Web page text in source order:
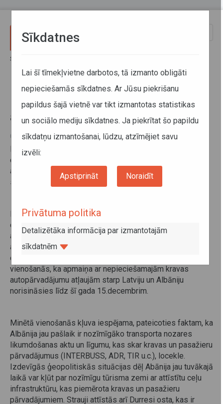
Sākums
Divpusēja sadarbība
autotransportā - arī ar Albāniju
05. marts 2015
Latvijas Republikas Satiksmes ministrijas Autosatiksmes
departamenta speciālisti atsaukušies Albānijas puses
aicinājumam uzsākt darbu pie starpvalstu līguma
sagatavošanas.
Nesagaidot līguma spēkā stāšanās brīdi, abu valstu
delegācijas vienojās par 100 autopārvadājumu atļauju
apmaiņu. 70 no tām ir divpusējās atļaujas, bet vēl 30 ir
atļaujas pārvadājumiem uz/no trešajām valstīm, kuras
derīgas arī divpusējiem pārvadājumiem. Panākta
vienošanās, ka apmaiņa ar nepieciešamajām kravas
autopārvadājumu atļaujām starp Latviju un Albāniju
norisināsies līdz šī gada 15.decembrim.
Minētā vienošanās kļuva iespējama, pateicoties faktam, ka
Albānija jau pašlaik ir nozīmīgāko transporta nozares
likumdošanas aktu un līgumu, kas skar kravas un pasažieru
pārvadājumus (INTERBUSS, ADR, TIR u.c.), locekle.
Izdevīgās ģeopolitiskās situācijas dēļ Abānija jau tuvākajā
laikā var kļūt par nozīmīgu tūrisma zemi ar attīstītu ceļu
infrastruktūru, kas piemērota kravas un pasažieru
pārvadājumiem. Strauji attīstās arī Durresi osta, kas ir
Sīkdatnes
Lai šī tīmekļvietne darbotos, tā izmanto obligāti
nepieciešamās sīkdatnes. Ar Jūsu piekrišanu
papildus šajā vietnē var tikt izmantotas statistikas
un sociālo mediju sīkdatnes. Ja piekrītat šo papildu
sīkdatņu izmantošanai, lūdzu, atzīmējiet savu
izvēli:
Apstiprināt Noraidīt
Privātuma politika
Detalizētāka informācija par izmantotajām
sīkdatnēm